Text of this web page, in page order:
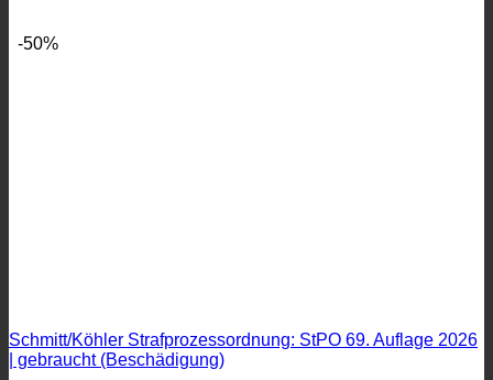
-50%
Schmitt/Köhler Strafprozessordnung: StPO 69. Auflage 2026
| gebraucht (Beschädigung)